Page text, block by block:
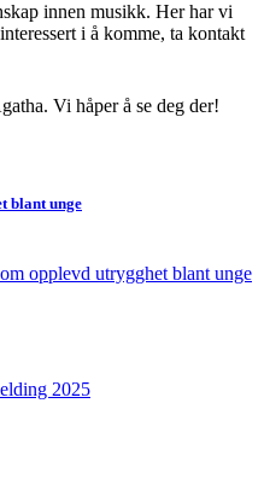
innen musikk. Her har vi
i å komme, ta kontakt
Vi håper å se deg der!
blant unge
opplevd utrygghet blant unge
2025